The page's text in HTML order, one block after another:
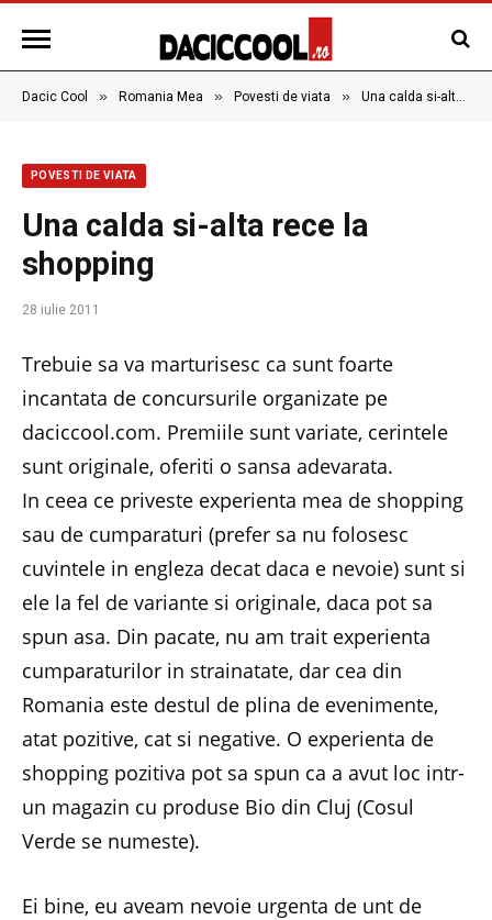
Dacic Cool » Romania Mea » Povesti de viata » Una calda si-alta rece la shopping
POVESTI DE VIATA
Una calda si-alta rece la
shopping
28 iulie 2011
Trebuie sa va marturisesc ca sunt foarte
incantata de concursurile organizate pe
daciccool.com. Premiile sunt variate, cerintele
sunt originale, oferiti o sansa adevarata.
In ceea ce priveste experienta mea de shopping
sau de cumparaturi (prefer sa nu folosesc
cuvintele in engleza decat daca e nevoie) sunt si
ele la fel de variante si originale, daca pot sa
spun asa. Din pacate, nu am trait experienta
cumparaturilor in strainatate, dar cea din
Romania este destul de plina de evenimente,
atat pozitive, cat si negative. O experienta de
shopping pozitiva pot sa spun ca a avut loc intr-
un magazin cu produse Bio din Cluj (Cosul
Verde se numeste).
Ei bine, eu aveam nevoie urgenta de unt de